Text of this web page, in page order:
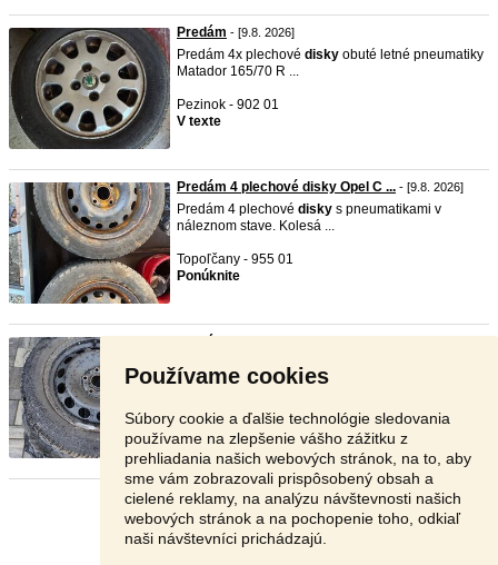
Používame cookies
Súbory cookie a ďalšie technológie sledovania
používame na zlepšenie vášho zážitku z
prehliadania našich webových stránok, na to, aby
sme vám zobrazovali prispôsobený obsah a
cielené reklamy, na analýzu návštevnosti našich
webových stránok a na pochopenie toho, odkiaľ
naši návštevníci prichádzajú.
Predám - [9.8. 2026]
Predám 4x plechové disky obuté letné pneumatiky
Matador 165/70 R ...
Pezinok - 902 01
V texte
Predám 4 plechové disky Opel C ... - [9.8. 2026]
Predám 4 plechové disky s pneumatikami v
náleznom stave. Kolesá ...
Topoľčany - 955 01
Ponúknite
Dobrý deň, mám na predaj originál
plechové, R16, 5x112 o ...
Bánovce nad Bebravou - 956 54
Stránka: 1 2 3 Ďalšia